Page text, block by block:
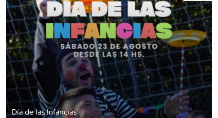
Día de las Infancias